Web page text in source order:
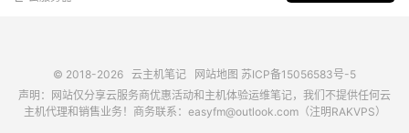
© 2018-2026 云主机笔记 网站地图 苏ICP备15056583号-5
声明：网站仅分享云服务商优惠活动和主机体验运维笔记，我们不提供任何云
主机代理和销售业务！商务联系：easyfm@outlook.com（注明RAKVPS）